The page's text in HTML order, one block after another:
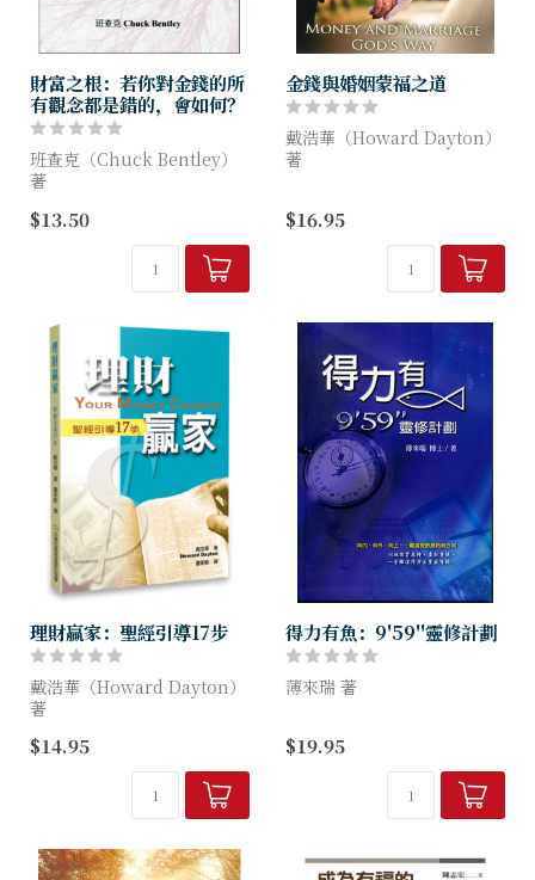
財富之根：若你對金錢的所
有觀念都是錯的，會如何？
班查克（Chuck Bentley）
著
當有些人忙著賺錢，有些人害
怕失去他們所擁有的，班查克
智慧地展示我們可以如何從這
些具破壞力的屬世憂慮中被救
$13.50
金錢與婚姻蒙福之道
戴浩華（Howard Dayton）
著
財務困難可能會壓垮婚姻。但
有一個更好的解決之道—就是
上帝的方式!財務專家戴浩華
$16.95
理財贏家：聖經引導17步
戴浩華（Howard Dayton）
著
書中有全面性的處世與理財策
略，不僅教你如何賺錢、花
錢、存錢、投資、除債等……
更棒的是，汲取聖經中多達
$14.95
得力有魚：9'59''靈修計劃
薄來瑞 著
的觀念:當你有較充裕時間的
時候，你可以加長讀經的時
間，但你一定可以每天花10分
鐘完成每日靈修。在一年內每
$19.95